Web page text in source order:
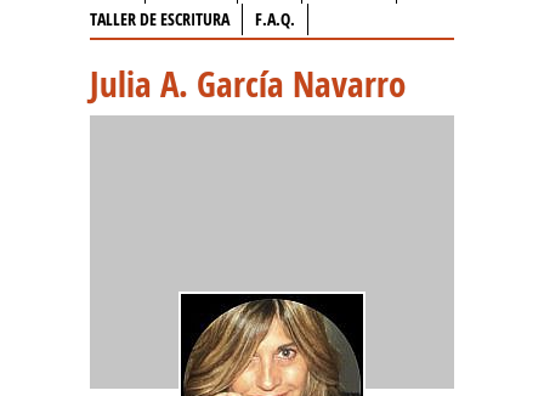
TALLER DE ESCRITURA
F.A.Q.
Julia A. García Navarro